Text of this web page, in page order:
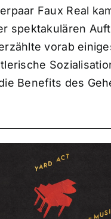
Faux Real
spektakulären
vorab
Benefits des